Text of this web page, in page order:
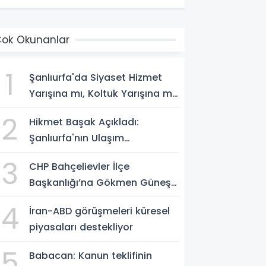
Okunanlar
1
Şanlıurfa'da Siyaset Hizmet
Yarışına mı, Koltuk Yarışına mı
2
Hikmet Başak Açıkladı:
Şanlıurfa'nın Ulaşım
3
CHP Bahçelievler İlçe
Başkanlığı’na Gökmen Güneş
4
İran-ABD görüşmeleri küresel
piyasaları destekliyor
Babacan: Kanun teklifinin